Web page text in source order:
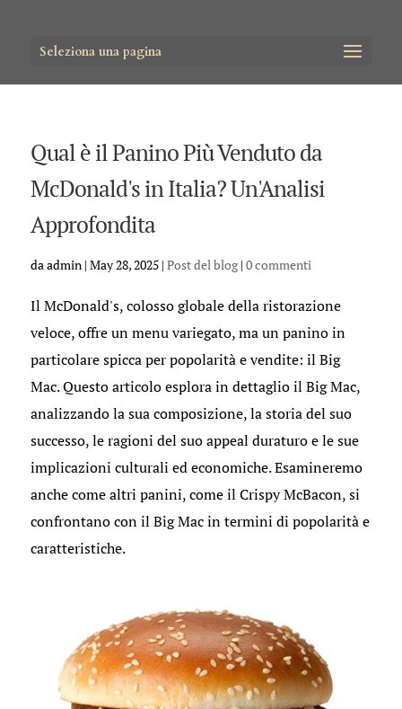
Seleziona una pagina
Qual è il Panino Più Venduto da
McDonald's in Italia? Un'Analisi
Approfondita
daadmin| May 28, 2025| Post del blog| 0 commenti
Il McDonald's, colosso globale della ristorazione
veloce, offre un menu variegato, ma un panino in
particolare spicca per popolarità e vendite: il Big
Mac. Questo articolo esplora in dettaglio il Big Mac,
analizzando la sua composizione, la storia del suo
successo, le ragioni del suo appeal duraturo e le sue
implicazioni culturali ed economiche. Esamineremo
anche come altri panini, come il Crispy McBacon, si
confrontano con il Big Mac in termini di popolarità e
caratteristiche.